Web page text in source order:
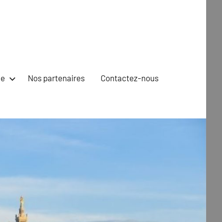
Nos partenaires Contactez-nous